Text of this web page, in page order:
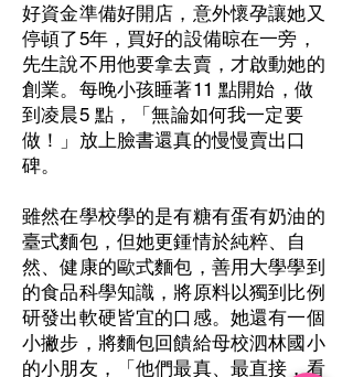
好資金準備好開店，意外懷孕讓她又
停頓了5年，買好的設備晾在一旁，
先生說不用他要拿去賣，才啟動她的
創業。每晚小孩睡著11 點開始，做
到凌晨5 點，「無論如何我一定要
做！」放上臉書還真的慢慢賣出口
碑。
雖然在學校學的是有糖有蛋有奶油的
臺式麵包，但她更鍾情於純粹、自
然、健康的歐式麵包，善用大學學到
的食品科學知識，將原料以獨到比例
研發出軟硬皆宜的口感。她還有一個
小撇步，將麵包回饋給母校泗林國小
的小朋友，「他們最真、最直接，看